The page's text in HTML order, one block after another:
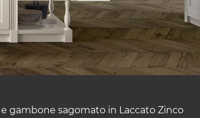
gambone sagomato in Laccato Zinco